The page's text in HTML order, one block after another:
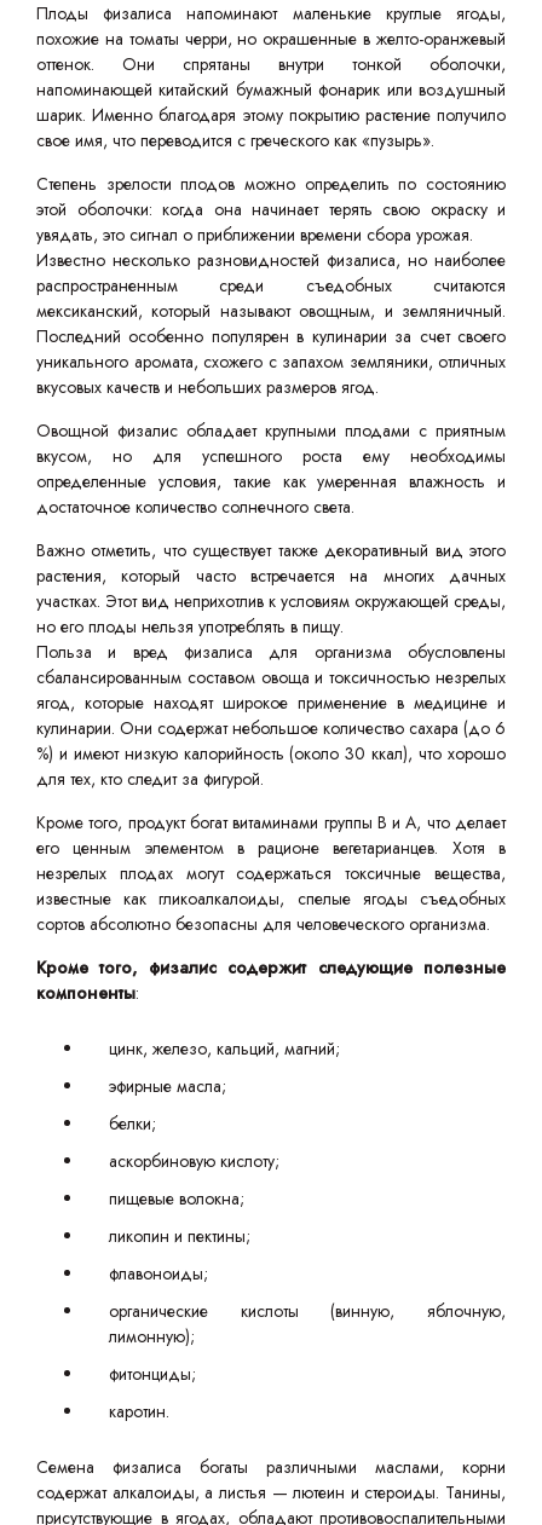
Плоды физалиса напоминают маленькие круглые ягоды,
похожие на томаты черри, но окрашенные в желто-оранжевый
оттенок. Они спрятаны внутри тонкой оболочки,
напоминающей китайский бумажный фонарик или воздушный
шарик. Именно благодаря этому покрытию растение получило
свое имя, что переводится с греческого как «пузырь».
Степень зрелости плодов можно определить по состоянию
этой оболочки: когда она начинает терять свою окраску и
увядать, это сигнал о приближении времени сбора урожая.
Известно несколько разновидностей физалиса, но наиболее
распространенным среди съедобных считаются
мексиканский, который называют овощным, и земляничный.
Последний особенно популярен в кулинарии за счет своего
уникального аромата, схожего с запахом земляники, отличных
вкусовых качеств и небольших размеров ягод.
Овощной физалис обладает крупными плодами с приятным
вкусом, но для успешного роста ему необходимы
определенные условия, такие как умеренная влажность и
достаточное количество солнечного света.
Важно отметить, что существует также декоративный вид этого
растения, который часто встречается на многих дачных
участках. Этот вид неприхотлив к условиям окружающей среды,
но его плоды нельзя употреблять в пищу.
Польза и вред физалиса для организма обусловлены
сбалансированным составом овоща и токсичностью незрелых
ягод, которые находят широкое применение в медицине и
кулинарии. Они содержат небольшое количество сахара (до 6
%) и имеют низкую калорийность (около 30 ккал), что хорошо
для тех, кто следит за фигурой.
Кроме того, продукт богат витаминами группы B и A, что делает
его ценным элементом в рационе вегетарианцев. Хотя в
незрелых плодах могут содержаться токсичные вещества,
известные как гликоалкалоиды, спелые ягоды съедобных
сортов абсолютно безопасны для человеческого организма.
Кроме того, физалис содержит следующие полезные
компоненты:
цинк, железо, кальций, магний;
эфирные масла;
белки;
аскорбиновую кислоту;
пищевые волокна;
ликопин и пектины;
флавоноиды;
органические кислоты (винную, яблочную,
лимонную);
фитонциды;
каротин.
Семена физалиса богаты различными маслами, корни
содержат алкалоиды, а листья — лютеин и стероиды. Танины,
присутствующие в ягодах, обладают противовоспалительными